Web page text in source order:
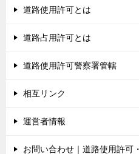
道路使用許可とは
道路占用許可とは
道路使用許可警察署管轄
相互リンク
運営者情報
お問い合わせ｜道路使用許可